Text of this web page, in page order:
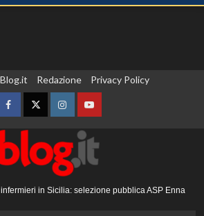
Redazione Privacy Policy
FacebookTwitterInstagramYouTube
in Sicilia: selezione pubblica ASP Enna